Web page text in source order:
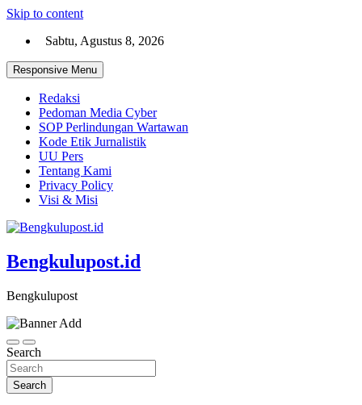
Skip to content
Sabtu, Agustus 8, 2026
Responsive Menu
Redaksi
Pedoman Media Cyber
SOP Perlindungan Wartawan
Kode Etik Jurnalistik
UU Pers
Tentang Kami
Privacy Policy
Visi & Misi
Bengkulupost.id
Bengkulupost
Search
Search